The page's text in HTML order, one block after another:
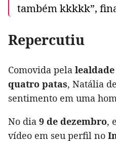
também kkkkk”,
Repercutiu
Comovida pela lealdade
quatro patas, Natália
sentimento em uma
No dia 9 de dezembro,
vídeo em seu perfil no